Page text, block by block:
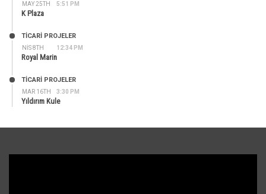
MAY 25TH 5:51 PM
K Plaza
NIS 8TH 12:34 PM
TİCARİ PROJELER
Royal Marin
MAR 16TH 3:30 PM
TİCARİ PROJELER
Yıldırım Kule